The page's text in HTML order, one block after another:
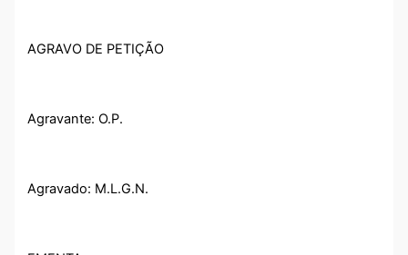
AGRAVO DE PETIÇÃO
Agravante: O.P.
Agravado: M.L.G.N.